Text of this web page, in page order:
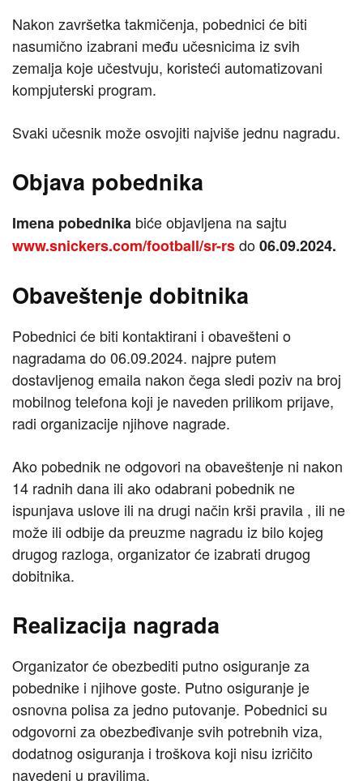
Nakon završetka takmičenja, pobednici će biti
nasumično izabrani među učesnicima iz svih
zemalja koje učestvuju, koristeći automatizovani
kompjuterski program.
Svaki učesnik može osvojiti najviše jednu nagradu.
Objava pobednika
Imena pobednika biće objavljena na sajtu
www.snickers.com/football/sr-rsdo06.09.2024.
Obaveštenje dobitnika
Pobednici će biti kontaktirani i obavešteni o
nagradama do 06.09.2024. najpre putem
dostavljenog emaila nakon čega sledi poziv na broj
mobilnog telefona koji je naveden prilikom prijave,
radi organizacije njihove nagrade.
Ako pobednik ne odgovori na obaveštenje ni nakon
14 radnih dana ili ako odabrani pobednik ne
ispunjava uslove ili na drugi način krši pravila , ili ne
može ili odbije da preuzme nagradu iz bilo kojeg
drugog razloga, organizator će izabrati drugog
dobitnika.
Realizacija nagrada
Organizator će obezbediti putno osiguranje za
pobednike i njihove goste. Putno osiguranje je
osnovna polisa za jedno putovanje. Pobednici su
odgovorni za obezbeđivanje svih potrebnih viza,
dodatnog osiguranja i troškova koji nisu izričito
navedeni u pravilima.